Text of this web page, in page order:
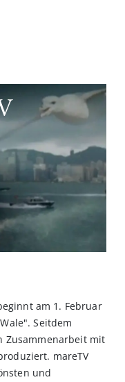
am 1. Februar
Seitdem
Zusammenarbeit mit
mareTV
und